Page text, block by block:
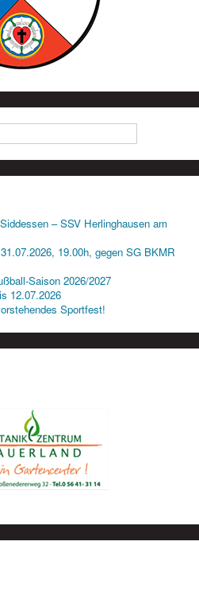
– SSV Herlinghausen am
19.00h, gegen SG BKMR
Saison 2026/2027
12.07.2026
Sportfest!